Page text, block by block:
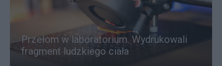
Przełom w laboratorium. Wydrukowali
fragment ludzkiego ciała